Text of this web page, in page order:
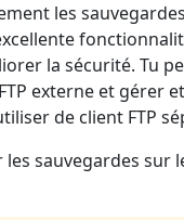
les
la sécurité. Tu
externe et gérer
de client FTP
sauvegardes sur